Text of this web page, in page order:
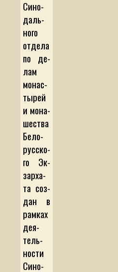
Си­но­
даль­
но­го
от­де­ла
по де­
лам
мо­нас­
ты­рей
и мо­на­
шес­т­ва
Бе­ло­
рус­с­ко­
го Эк­
зар­ха­
та соз­
дан в
рам­ках
де­я­
тель­
нос­ти
Си­но­